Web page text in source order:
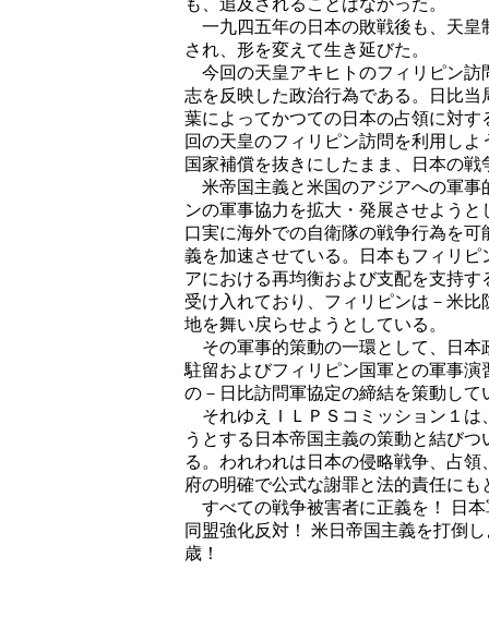
も、追及されることはなかった。
一九四五年の日本の敗戦後も、天皇
され、形を変えて生き延びた。
今回の天皇アキヒトのフィリピン
志を反映した政治行為である。日比
葉によってかつての日本の占領に対
回の天皇のフィリピン訪問を利用し
国家補償を抜きにしたまま、日本の
米帝国主義と米国のアジアへの軍事
ンの軍事協力を拡大・発展させよう
口実に海外での自衛隊の戦争行為を
義を加速させている。日本もフィリ
アにおける再均衡および支配を支持
受け入れており、フィリピンは－米
地を舞い戻らせようとしている。
その軍事的策動の一環として、日本
駐留およびフィリピン国軍との軍事
の－日比訪問軍協定の締結を策動して
それゆえＩＬＰＳコミッション１は
うとする日本帝国主義の策動と結び
る。われわれは日本の侵略戦争、占
府の明確で公式な謝罪と法的責任に
すべての戦争被害者に正義を！ 日
同盟強化反対！ 米日帝国主義を打倒
歳！